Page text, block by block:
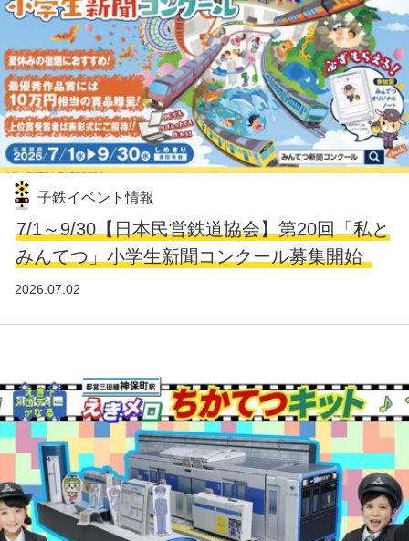
子鉄イベント情報
7/1～9/30【日本民営鉄道協会】第20回「私と
みんてつ」小学生新聞コンクール募集開始
2026.07.02